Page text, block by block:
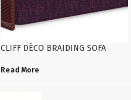
CLIFF DÈCO BRAIDING SOFA
Read More